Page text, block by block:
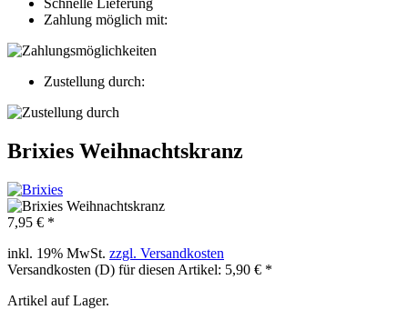
Schnelle Lieferung
Zahlung möglich mit:
Zustellung durch:
Brixies Weihnachtskranz
7,95 € *
inkl. 19% MwSt. zzgl. Versandkosten
Versandkosten (D) für diesen Artikel: 5,90 € *
Artikel auf Lager.